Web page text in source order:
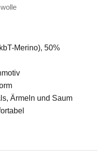
Merino), 50%
Ärmeln und Saum